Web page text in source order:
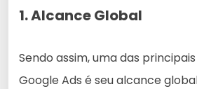
1. Alcance Global
Sendo assim, uma das
Google Ads é seu alcance